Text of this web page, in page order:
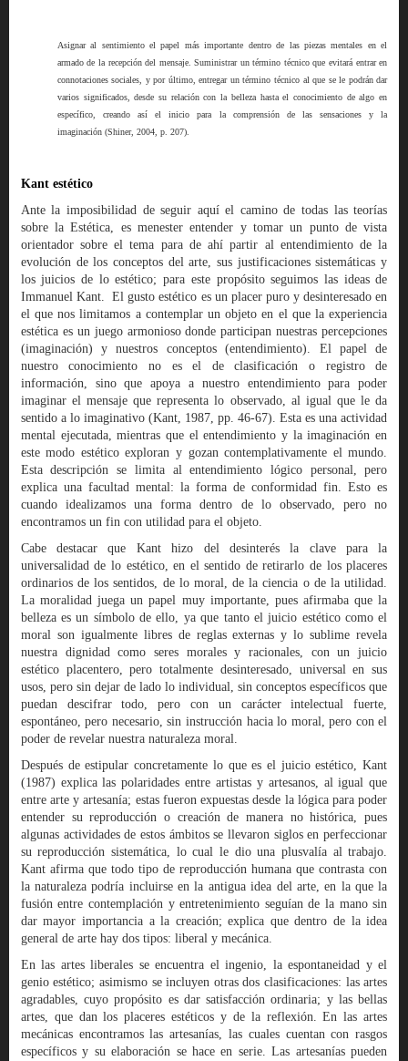
Asignar al sentimiento el papel más importante dentro de las piezas mentales en el
armado de la recepción del mensaje. Suministrar un término técnico que evitará entrar en
connotaciones sociales, y por último, entregar un término técnico al que se le podrán dar
varios significados, desde su relación con la belleza hasta el conocimiento de algo en
específico, creando así el inicio para la comprensión de las sensaciones y la
imaginación (Shiner, 2004, p. 207).
Kant estético
Ante la imposibilidad de seguir aquí el camino de todas las teorías
sobre la Estética, es menester entender y tomar un punto de vista
orientador sobre el tema para de ahí partir al entendimiento de la
evolución de los conceptos del arte, sus justificaciones sistemáticas y
los juicios de lo estético; para este propósito seguimos las ideas de
Immanuel Kant. El gusto estético es un placer puro y desinteresado en
el que nos limitamos a contemplar un objeto en el que la experiencia
estética es un juego armonioso donde participan nuestras percepciones
(imaginación) y nuestros conceptos (entendimiento). El papel de
nuestro conocimiento no es el de clasificación o registro de
información, sino que apoya a nuestro entendimiento para poder
imaginar el mensaje que representa lo observado, al igual que le da
sentido a lo imaginativo (Kant, 1987, pp. 46-67). Esta es una actividad
mental ejecutada, mientras que el entendimiento y la imaginación en
este modo estético exploran y gozan contemplativamente el mundo.
Esta descripción se limita al entendimiento lógico personal, pero
explica una facultad mental: la forma de conformidad fin. Esto es
cuando idealizamos una forma dentro de lo observado, pero no
encontramos un fin con utilidad para el objeto.
Cabe destacar que Kant hizo del desinterés la clave para la
universalidad de lo estético, en el sentido de retirarlo de los placeres
ordinarios de los sentidos, de lo moral, de la ciencia o de la utilidad.
La moralidad juega un papel muy importante, pues afirmaba que la
belleza es un símbolo de ello, ya que tanto el juicio estético como el
moral son igualmente libres de reglas externas y lo sublime revela
nuestra dignidad como seres morales y racionales, con un juicio
estético placentero, pero totalmente desinteresado, universal en sus
usos, pero sin dejar de lado lo individual, sin conceptos específicos que
puedan descifrar todo, pero con un carácter intelectual fuerte,
espontáneo, pero necesario, sin instrucción hacia lo moral, pero con el
poder de revelar nuestra naturaleza moral.
Después de estipular concretamente lo que es el juicio estético, Kant
(1987) explica las polaridades entre artistas y artesanos, al igual que
entre arte y artesanía; estas fueron expuestas desde la lógica para poder
entender su reproducción o creación de manera no histórica, pues
algunas actividades de estos ámbitos se llevaron siglos en perfeccionar
su reproducción sistemática, lo cual le dio una plusvalía al trabajo.
Kant afirma que todo tipo de reproducción humana que contrasta con
la naturaleza podría incluirse en la antigua idea del arte, en la que la
fusión entre contemplación y entretenimiento seguían de la mano sin
dar mayor importancia a la creación; explica que dentro de la idea
general de arte hay dos tipos: liberal y mecánica.
En las artes liberales se encuentra el ingenio, la espontaneidad y el
genio estético; asimismo se incluyen otras dos clasificaciones: las artes
agradables, cuyo propósito es dar satisfacción ordinaria; y las bellas
artes, que dan los placeres estéticos y de la reflexión. En las artes
mecánicas encontramos las artesanías, las cuales cuentan con rasgos
específicos y su elaboración se hace en serie. Las artesanías pueden